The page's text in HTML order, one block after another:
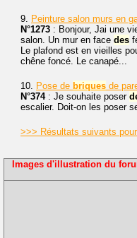
9. Peinture salon murs en
N°1273 : Bonjour, Jai une
salon. Un mur en face des
Le plafond est en vieilles
chêne foncé. Le canapé...
10. Pose de briques de
N°374: Je souhaite poser
escalier. Doit-on les poser
>>> Résultats suivants
Images d'illustration du